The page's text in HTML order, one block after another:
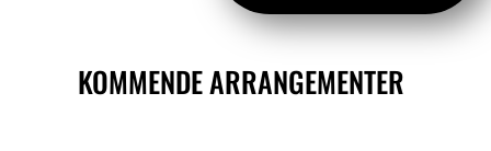
KOMMENDE ARRANGEMENTER